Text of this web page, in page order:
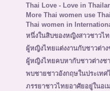
Thai Love - Love in
More Thai women use
Thai women in
หนึ่งในสิบของหญิงสาวชาวไ
ผู้หญิงไทยแต่งงานกับชาวต่า
ผู้หญิงไทยคบหากับชาวต่าง
พบชายชาวอังกฤษในประเท
ภรรยาชาวไทยอาศัยอยู่ในอ